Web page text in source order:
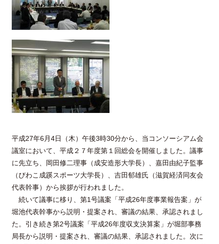
平成27年6月4日（木）午後3時30分から、当コンソーシアム会
議室において、平成２７年度第１回総会を開催しました。議事
に先立ち、岡田修二理事（成安造形大学長）、嘉田由紀子監事
（びわこ成蹊スポーツ大学長）、吉田郁雄氏（滋賀経済同友会
代表幹事）から挨拶が行われました。
続いて議事に移り、第1号議案「平成26年度事業報告案」が
堀池代表幹事から説明・提案され、審議の結果、承認されまし
た。引き続き第2号議案「平成26年度収支決算案」が堀部事務
局長から説明・提案され、審議の結果、承認されました。次に